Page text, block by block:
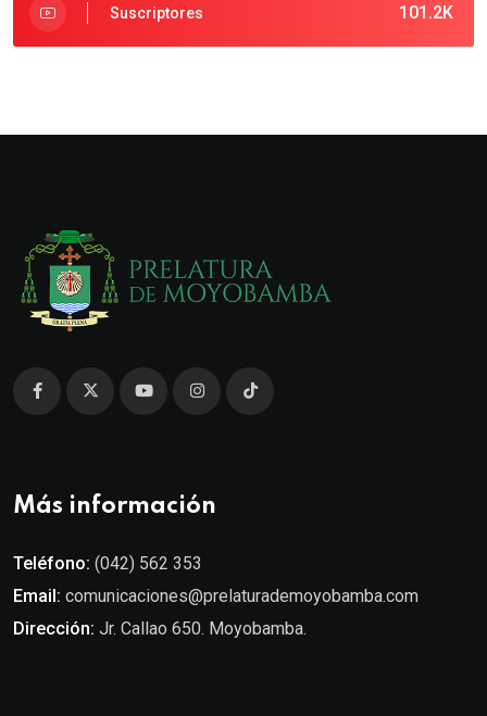
101.2K
Suscriptores
Más información
Teléfono: (042) 562 353
Email: comunicaciones@prelaturademoyobamba.com
Dirección: Jr. Callao 650. Moyobamba.